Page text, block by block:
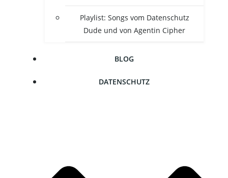
Play­list: Songs vom Daten­schutz
Dude und von Agen­tin Cipher
BLOG
DATEN­SCHUTZ